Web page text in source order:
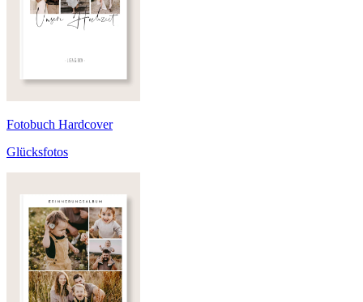
Fotobuch Hardcover
Glücksfotos